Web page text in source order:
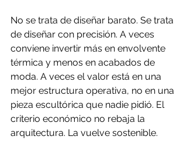
No se trata de diseñar barato. Se trata
de diseñar con precisión. A veces
conviene invertir más en envolvente
térmica y menos en acabados de
moda. A veces el valor está en una
mejor estructura operativa, no en una
pieza escultórica que nadie pidió. El
criterio económico no rebaja la
arquitectura. La vuelve sostenible.